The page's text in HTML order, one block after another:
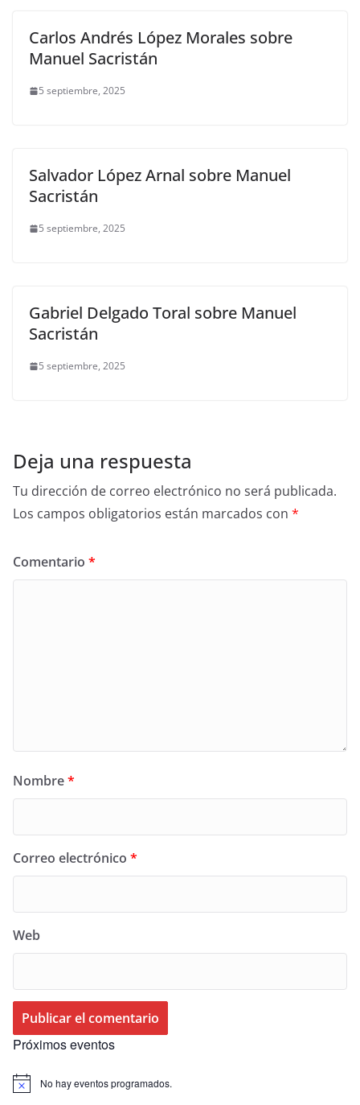
Carlos Andrés López Morales sobre
Manuel Sacristán
5 septiembre, 2025
Salvador López Arnal sobre Manuel
Sacristán
5 septiembre, 2025
Gabriel Delgado Toral sobre Manuel
Sacristán
5 septiembre, 2025
Deja una respuesta
Tu dirección de correo electrónico no será publicada.
Los campos obligatorios están marcados con *
Comentario *
Nombre*
Correo electrónico *
Web
Próximos eventos
No hay eventos programados.